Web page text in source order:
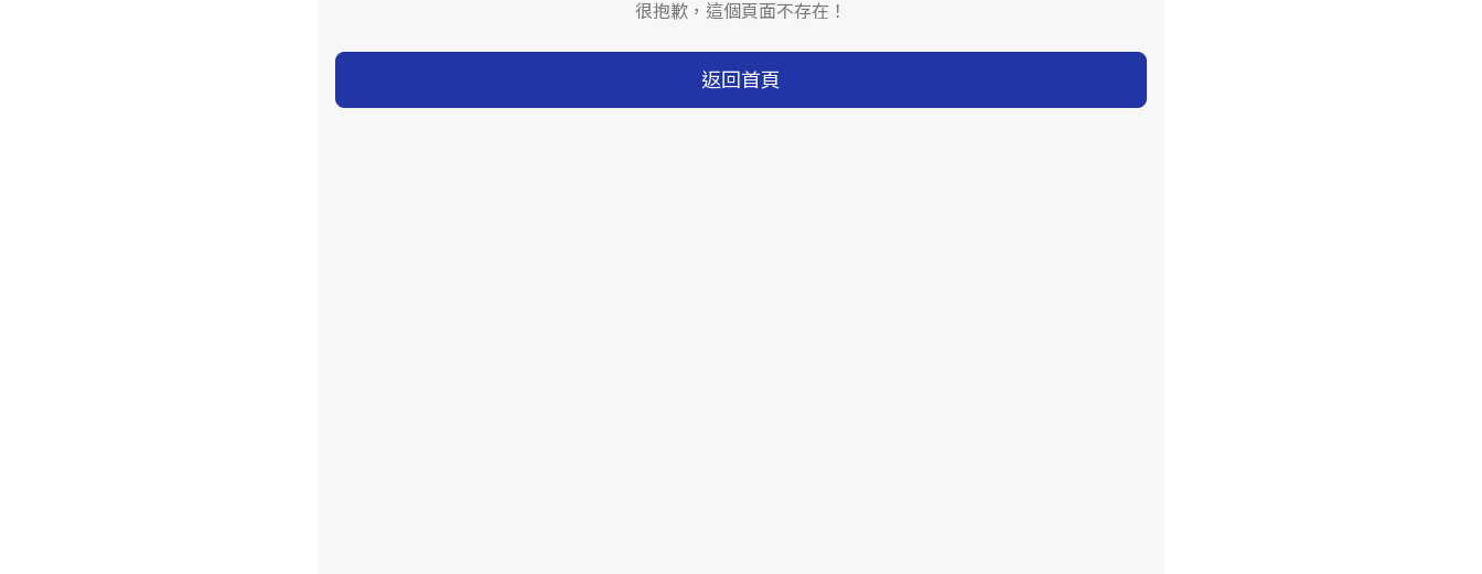
很抱歉，這個頁面不存在！
返回首頁